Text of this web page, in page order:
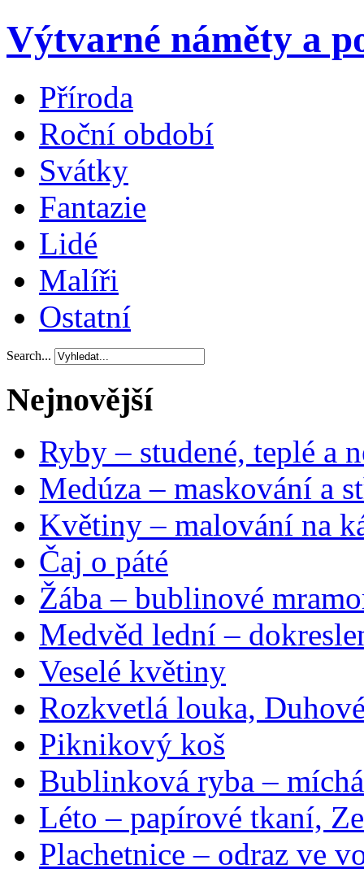
Výtvarné náměty a
Příroda
Roční období
Svátky
Fantazie
Lidé
Malíři
Ostatní
Search...
Nejnovější
Ryby – studené, teplé a
Medúza – maskování a
Květiny – malování na
Čaj o páté
Žába – bublinové
Medvěd lední –
Veselé květiny
Rozkvetlá louka,
Piknikový koš
Bublinková ryba –
Léto – papírové tkaní,
Plachetnice – odraz ve